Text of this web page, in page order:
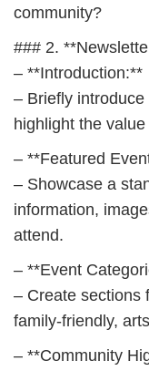
community?
### 2.
– **Introduction:**
– Briefly introduce
highlight the
– **Featured
– Showcase a
information,
attend.
– **Event
– Create sections
family-friendly,
– **Community